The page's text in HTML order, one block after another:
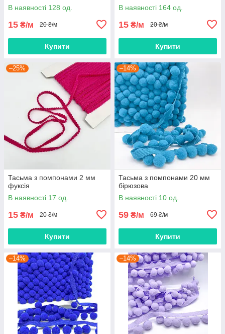
В наявності 128 од.
15 ₴/м 20 ₴/м
Купити
В наявності 164 од.
15 ₴/м 20 ₴/м
Купити
–25%
Тасьма з помпонами 2 мм
фуксія
В наявності 17 од.
15 ₴/м 20 ₴/м
Купити
–14%
Тасьма з помпонами 20 мм
бірюзова
В наявності 10 од.
59 ₴/м 69 ₴/м
Купити
–14% –14%